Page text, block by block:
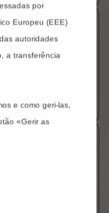
por
Europeu (EEE)
autoridades
a transferência
e como geri-las,
«Gerir as